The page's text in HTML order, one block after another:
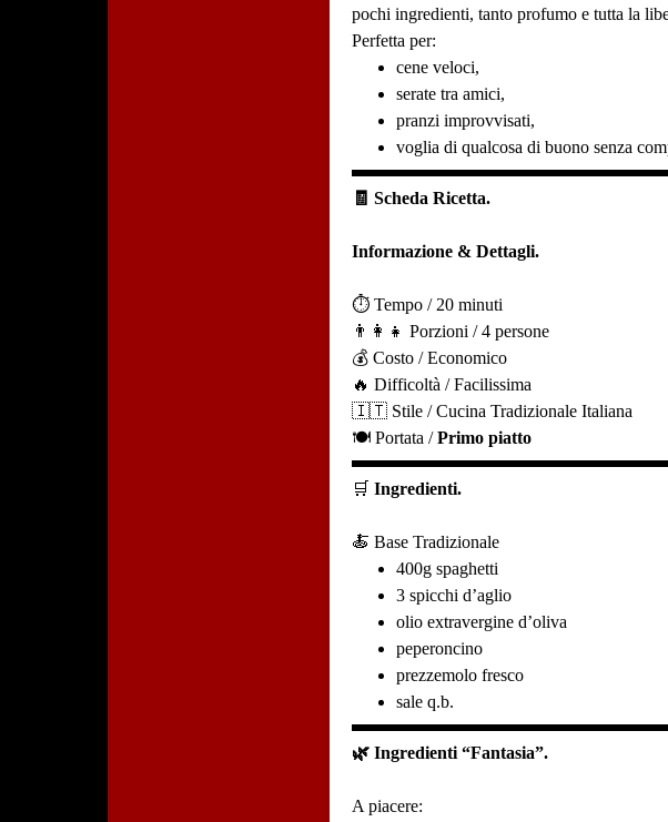
pochi ingredienti, tanto profumo e tutta la
Perfetta per:
cene veloci,
serate tra amici,
pranzi improvvisati,
voglia di qualcosa di buono senza
🧾 Scheda Ricetta.
Informazione & Dettagli.
⏱️ Tempo / 20 minuti
👨‍👩‍👧 Porzioni / 4 persone
💰 Costo / Economico
🔥 Difficoltà / Facilissima
🇮🇹 Stile / Cucina Tradizionale Italiana
🍽️ Portata /Primo piatto
🛒Ingredienti.
🍝 Base Tradizionale
400g spaghetti
3 spicchi d’aglio
olio extravergine d’oliva
peperoncino
prezzemolo fresco
sale q.b.
🌿 Ingredienti “Fantasia”.
A piacere: